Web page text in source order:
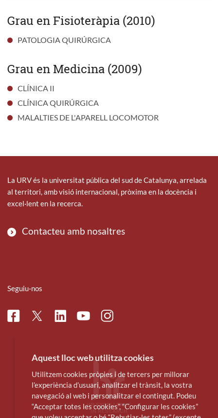
Grau en Fisioteràpia (2010)
PATOLOGIA QUIRÚRGICA
Grau en Medicina (2009)
CLÍNICA II
CLÍNICA QUIRÚRGICA
MALALTIES DE L'APARELL LOCOMOTOR
La URV és la universitat pública del sud de Catalunya, arrelada
al territori, amb visió internacional, pròxima en la docència i
excel·lent en la recerca.
Contacteu amb nosaltres
Seguiu-nos
FacebookTwitterLinkedinYoutubeInstagram
Aquest lloc web utilitza cookies
Utilitzem cookies pròpies i de tercers per millorar
l’experiència d’usuari, analitzar el trànsit, la vostra
navegació al web i personalitzar el contingut. Podeu
“Acceptar totes les cookies”, “Configurar les cookies”